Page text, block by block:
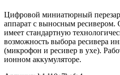
Цифровой миниатюрный
аппарат с выносным ресивером.
имеет стандартную
возможность выбора ресивера
(микрофон и ресивер в ухе).
ионном аккумуляторе.